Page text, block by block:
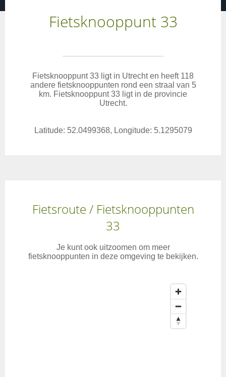
Fietsknooppunt 33
Fietsknooppunt 33 ligt in Utrecht en heeft 118
andere fietsknooppunten rond een straal van 5
km. Fietsknooppunt 33 ligt in de provincie
Utrecht.
Latitude: 52.0499368, Longitude: 5.1295079
Fietsroute / Fietsknooppunten
33
Je kunt ook uitzoomen om meer
fietsknooppunten in deze omgeving te bekijken.